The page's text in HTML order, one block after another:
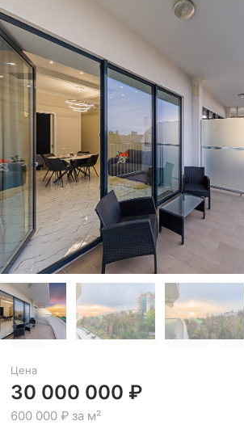
Цена
30 000 000 ₽
600 000 ₽ за м²